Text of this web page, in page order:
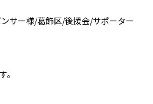
サー様/葛飾区/後援会/サポーター
。